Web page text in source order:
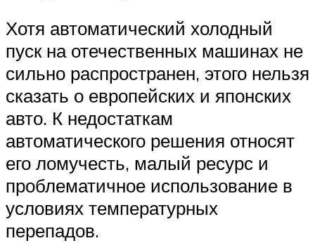
Хотя автоматический холодный
пуск на отечественных машинах не
сильно распространен, этого нельзя
сказать о европейских и японских
авто. К недостаткам
автоматического решения относят
его ломучесть, малый ресурс и
проблематичное использование в
условиях температурных
перепадов.